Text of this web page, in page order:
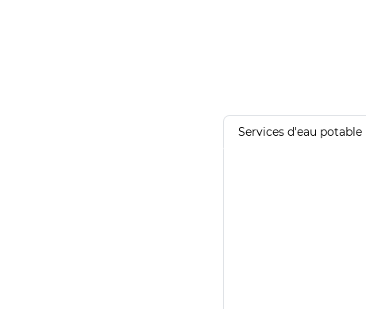
Services d'eau potable